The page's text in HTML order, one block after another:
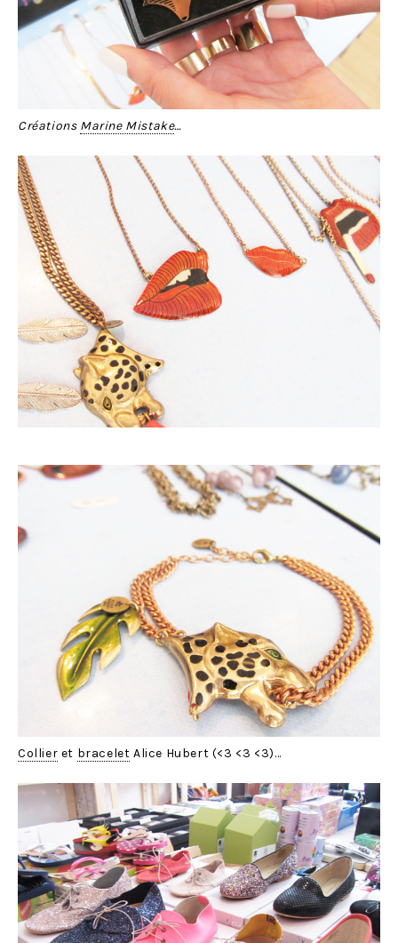
Créations Marine Mistake…
Collier et bracelet Alice Hubert (<3 <3 <3)…